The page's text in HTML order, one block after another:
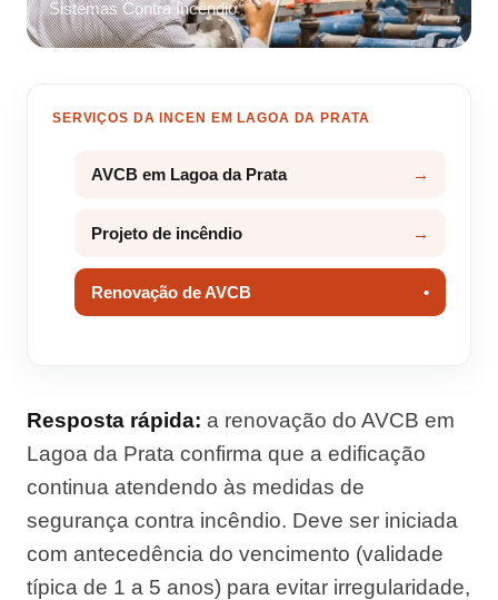
Sistemas Contra Incêndio
SERVIÇOS DA INCEN EM LAGOA DA PRATA
AVCB em Lagoa da Prata
Projeto de incêndio
Renovação de AVCB
Resposta rápida: a renovação do AVCB em
Lagoa da Prata confirma que a edificação
continua atendendo às medidas de
segurança contra incêndio. Deve ser iniciada
com antecedência do vencimento (validade
típica de 1 a 5 anos) para evitar irregularidade,